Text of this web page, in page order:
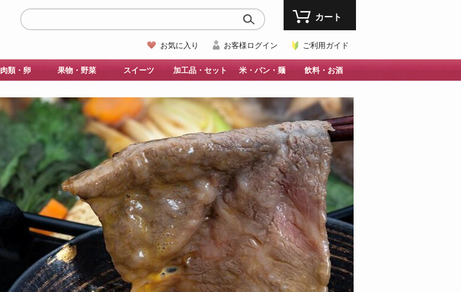
お気に入り お客様ログイン ご利用ガイド
カート
肉類・卵 果物・野菜 スイーツ 加工品・セット 米・パン・麺 飲料・お酒